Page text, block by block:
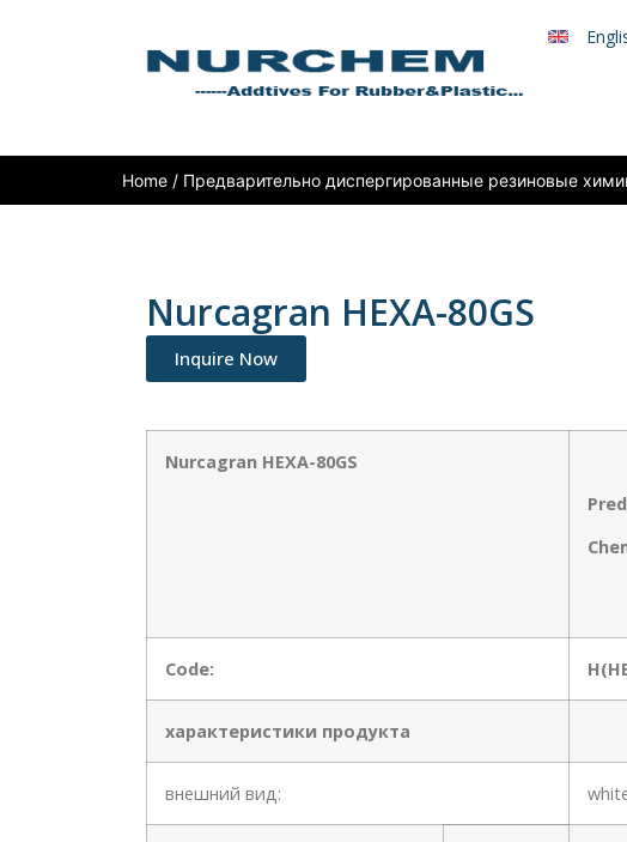
Home / Предварительно диспергированные резиновые
Nurcagran HEXA-80GS
Inquire Now
Nurcagran HEXA-80GS
Code:
характеристики продукта
внешний вид: